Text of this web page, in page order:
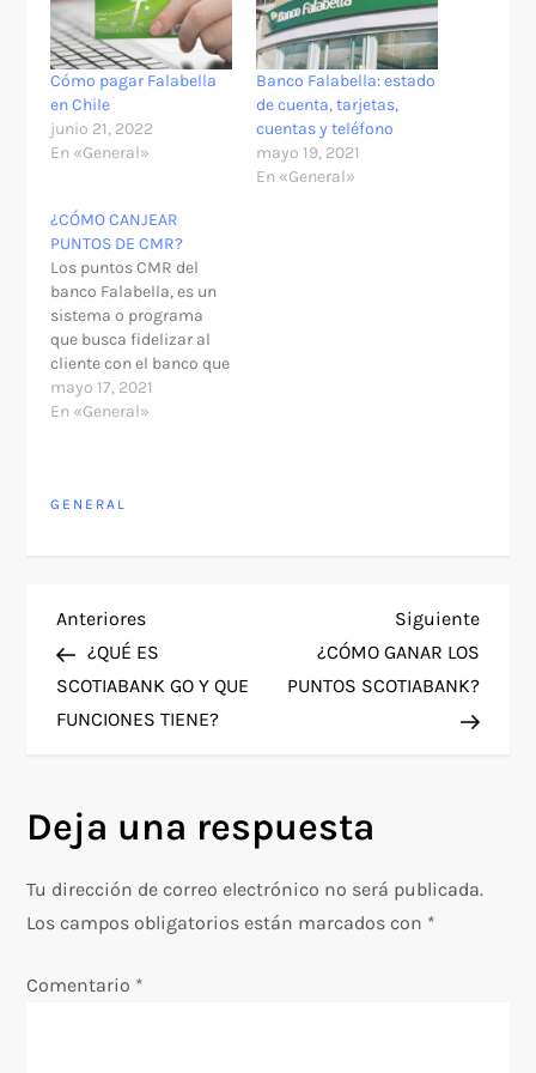
Cómo pagar Falabella
en Chile
junio 21, 2022
En «General»
Banco Falabella: estado
de cuenta, tarjetas,
cuentas y teléfono
mayo 19, 2021
En «General»
¿CÓMO CANJEAR
PUNTOS DE CMR?
Los puntos CMR del
banco Falabella, es un
sistema o programa
que busca fidelizar al
cliente con el banco que
tiene como objetivo
premiar al cliente o
programa, solo se
mayo 17, 2021
En «General»
GENERAL
N
a
v
g
a
Entrada
anterior
Anteriores
¿QUÉ ES
SCOTIABANK GO Y QUE
FUNCIONES TIENE?
Siguiente
¿CÓMO GANAR LOS
PUNTOS SCOTIABANK?
Deja una respuesta
Tu dirección de correo electrónico no será publicada.
Los campos obligatorios están marcados con *
Comentario *